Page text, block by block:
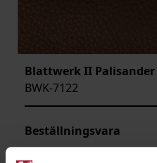
Blattwerk II Palisander
BWK-7122
Beställningsvara